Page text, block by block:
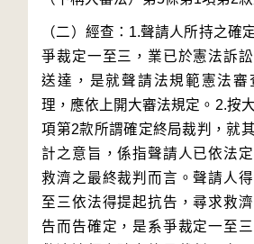
（二）經查：1.聲請人所持之確
爭裁定一至三，業已於憲法訴
送達，是就聲請法規範憲法審
理，應依上開大審法規定。2.按
項第2款所謂確定終局裁判，就
計之意旨，係指聲請人已依法
救濟之最終裁判而言。聲請人
至三依法得提起抗告，尋求救
告而告確定，是系爭裁定一至